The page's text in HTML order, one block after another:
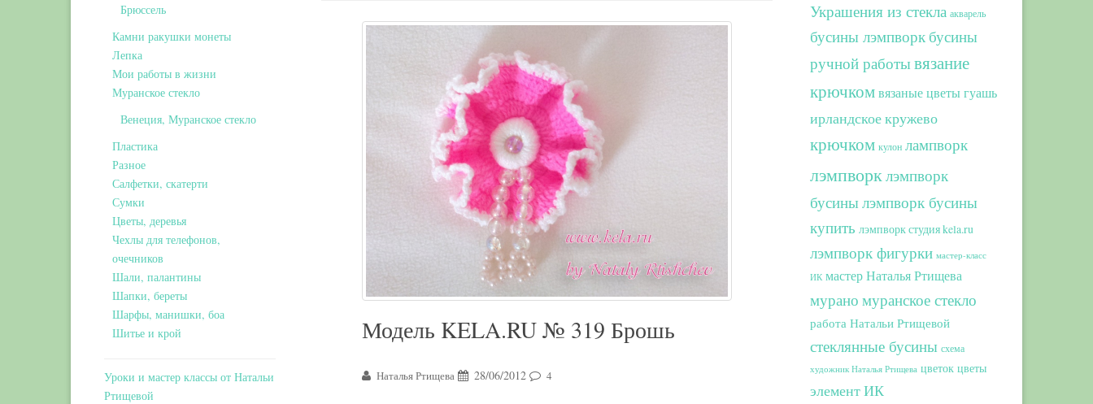
Модель KELA.RU № 319 Брошь
Наталья Ртищева 28/06/2012 4
Брюссель
Камни ракушки монеты
Лепка
Мои работы в жизни
Муранское стекло
Венеция, Муранское стекло
Пластика
Разное
Салфетки, скатерти
Сумки
Цветы, деревья
Чехлы для телефонов,
очечников
Шали, палантины
Шапки, береты
Шарфы, манишки, боа
Шитье и крой
Уроки и мастер классы от Натальи
Ртищевой
Украшения из стекла акварель
бусины лэмпворк бусины
ручной работывязание
крючком вязаные цветы гуашь
ирландское кружево
крючком кулон лампворк
лэмпворклэмпворк
бусинылэмпворк бусины
купить лэмпворк студия kela.ru
лэмпворк фигурки мастер-класс
ИК мастер Наталья Ртищева
мурано муранское стекло
работа Натальи Ртищевой
стеклянные бусины схема
художник Наталья Ртищева цветок цветы
элемент ИК